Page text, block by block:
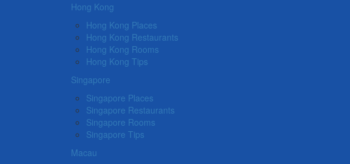
Hong Kong
Hong Kong Places
Hong Kong Restaurants
Hong Kong Rooms
Hong Kong Tips
Singapore
Singapore Places
Singapore Restaurants
Singapore Rooms
Singapore Tips
Macau